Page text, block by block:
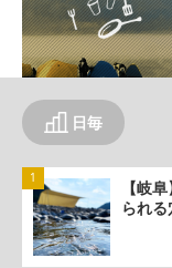
日毎
【岐
られ